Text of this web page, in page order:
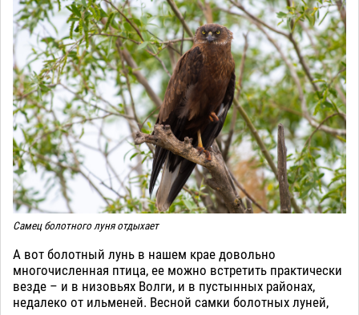
Самец болотного луня отдыхает
А вот болотный лунь в нашем крае довольно
многочисленная птица, ее можно встретить практически
везде – и в низовьях Волги, и в пустынных районах,
недалеко от ильменей. Весной самки болотных луней,